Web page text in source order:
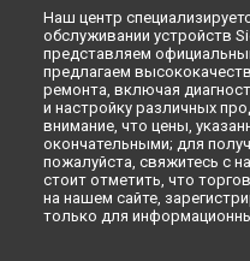
Ремонт микроволновой
Набережных Челнах
Ремонт микроволновой
Наш центр
обслуживании устройств
представляем
предлагаем
ремонта, включая
и настройку различных
внимание, что цены,
окончательными; для
пожалуйста, свяжитесь с
стоит отметить, что
на нашем сайте,
только для